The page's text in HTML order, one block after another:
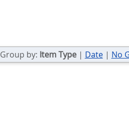
Group by: Item Type| Date| No